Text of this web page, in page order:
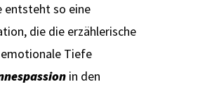
entsteht so eine
die die erzählerische
Tiefe
in den